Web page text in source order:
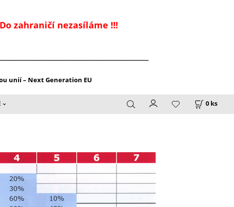
Do zahraničí nezasíláme !!!
unií – Next Generation EU
0 ks